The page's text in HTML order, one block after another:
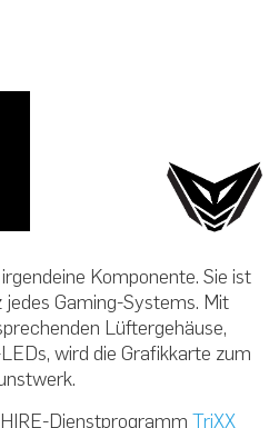
Komponente. Sie ist
Gaming-Systems. Mit
Lüftergehäuse,
wird die Grafikkarte zum
Dienstprogramm TriXX